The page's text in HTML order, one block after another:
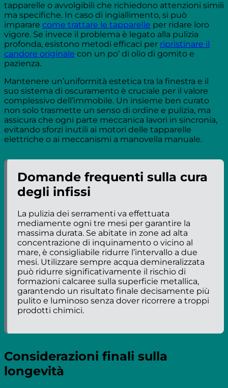
tapparelle o avvolgibili che richiedono attenzioni simili
ma specifiche. In caso di ingiallimento, si può
imparare come trattare le tapparelle per ridare loro
vigore. Se invece il problema è legato alla pulizia
profonda, esistono metodi efficaci per ripristinare il
candore originale con un po’ di olio di gomito e
pazienza.
Mantenere un’uniformità estetica tra la finestra e il
suo sistema di oscuramento è cruciale per il valore
complessivo dell’immobile. Un insieme ben curato
non solo trasmette un senso di ordine e pulizia, ma
assicura che ogni parte meccanica lavori in sincronia,
evitando sforzi inutili ai motori delle tapparelle
elettriche o ai meccanismi a manovella manuale.
Domande frequenti sulla cura
degli infissi
La pulizia dei serramenti va effettuata
mediamente ogni tre mesi per garantire la
massima durata. Se abitate in zone ad alta
concentrazione di inquinamento o vicino al
mare, è consigliabile ridurre l’intervallo a due
mesi. Utilizzare sempre acqua demineralizzata
può ridurre significativamente il rischio di
formazioni calcaree sulla superficie metallica,
garantendo un risultato finale decisamente più
pulito e luminoso senza dover ricorrere a troppi
prodotti chimici.
Considerazioni finali sulla
longevità